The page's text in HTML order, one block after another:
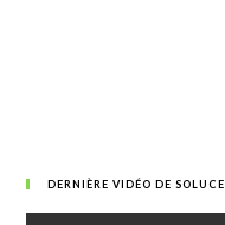
DERNIÈRE VIDÉO DE SOLUCE